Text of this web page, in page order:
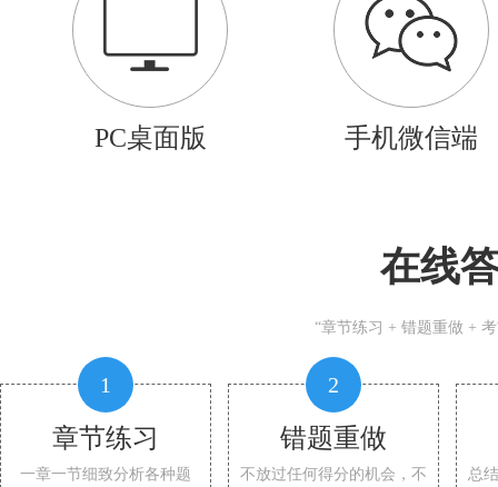
PC桌面版 手机微信端
在线
“章节练习 + 错题重做 +
1
章节练习
一章一节细致分析各种题
2
错题重做
不放过任何得分的机会，不
总